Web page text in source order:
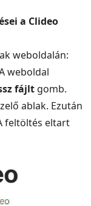
a Clideo
weboldalán:
weboldal
fájlt gomb.
ablak. Ezután
feltöltés eltart